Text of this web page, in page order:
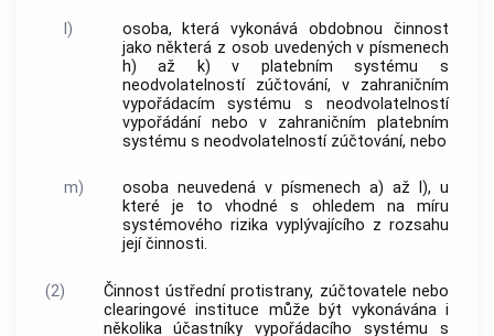
l)
osoba, která vykonává obdobnou činnost
jako některá z osob uvedených v písmenech
h) až k) v platebním systému s
neodvolatelností zúčtování, v zahraničním
vypořádacím systému s neodvolatelností
vypořádání nebo v zahraničním platebním
systému s neodvolatelností zúčtování, nebo
m)
osoba neuvedená v písmenech a) až l), u
které je to vhodné s ohledem na míru
systémového rizika vyplývajícího z rozsahu
její činnosti.
(2)
Činnost ústřední protistrany, zúčtovatele nebo
clearingové instituce může být vykonávána i
několika účastníky vypořádacího systému s